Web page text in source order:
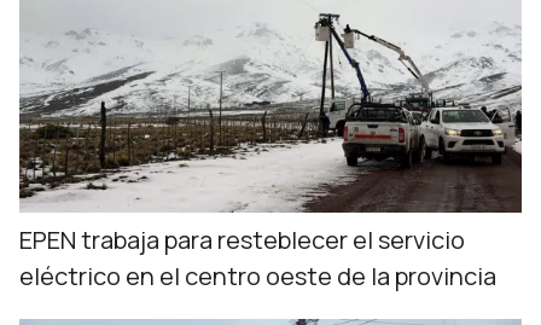
EPEN trabaja para resteblecer el servicio
eléctrico en el centro oeste de la provincia